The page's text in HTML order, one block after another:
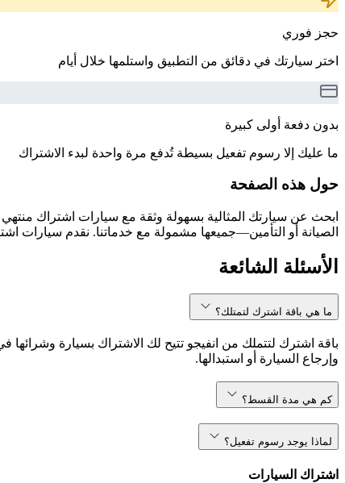
حجز فوري
اختر سيارتك في دقائق من التطبيق واستلمها خلال أيام
بدون دفعة أولى كبيرة
ما عليك إلا رسوم تفعيل بسيطة تُدفع مرة واحدة لبدء الاشتراك
حول هذه الصفحة
الصيانة أو التأمين—جميعها مشمولة مع خدماتنا. نقدم سيارات
الأسئلة الشائعة
ما هي باقة اشترك لتمتلك؟
باقة اشترك لتتملك من انفيجو تتيح لك الاشتراك بسيارة
وإرجاع السيارة أو استبدالها.
كم هي مدة القسط؟
لماذا يوجد رسوم تفعيل؟
اشتراك السيارات